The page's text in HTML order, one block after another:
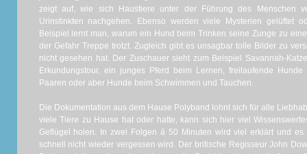
zeigt auf, wie sich Haustiere unter der Führung des Menschen
Urinstinkten nachgehen. Ebenso werden viele Mysterien gelüftet
Beispiel lernt man, warum ein Hund beim Trinken seine Zunge zu
der Gefahr Treppe trotzt. Zugleich gibt es unsagbar tolle Bilder zu
nicht gesehen hat. Der Zuschauer sieht zum Beispiel Savannah-
Erkundungstour, ein junges Pferd beim Lernen, freilaufende
Paaren oder aber Hunde beim Schwimmen und Tauchen.
Die Dokumentation aus dem Hause Polyband lohnt sich für alle
viele Tiere zu Hause hat oder hatte, kann sich hier viel
Geflügel holen. In zwei Folgen á 50 Minuten wird viel erklärt und
schnell nicht wieder vergessen wird. Der britische Regisseur John